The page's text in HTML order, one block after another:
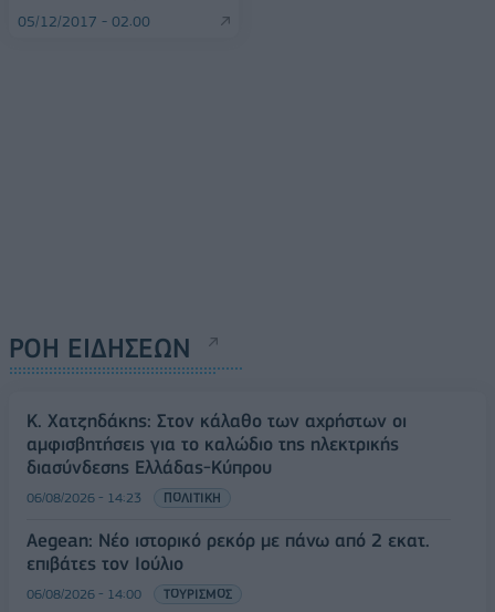
05/12/2017 - 02:00
ΡΟΗ ΕΙΔΗΣΕΩΝ
Κ. Χατζηδάκης: Στον κάλαθο των αχρήστων οι
αμφισβητήσεις για το καλώδιο της ηλεκτρικής
διασύνδεσης Ελλάδας-Κύπρου
06/08/2026 - 14:23 ΠΟΛΙΤΙΚΗ
Aegean: Νέο ιστορικό ρεκόρ με πάνω από 2 εκατ.
επιβάτες τον Ιούλιο
06/08/2026 - 14:00 ΤΟΥΡΙΣΜΟΣ